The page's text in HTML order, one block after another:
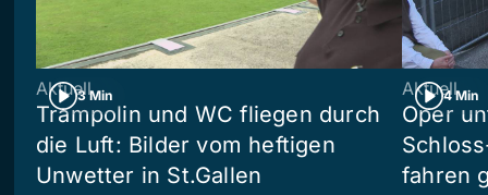
3 Min
Aktuell
Trampolin und WC fliegen durch
die Luft: Bilder vom heftigen
Unwetter in St.Gallen
4 Min
Aktuell
Oper
fahren